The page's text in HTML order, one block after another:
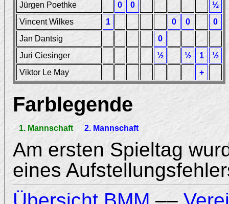
Jürgen Poethke
0 0
½
Vincent Wilkes
1 0 0
0
Jan Dantsig
0
Juri Ciesinger
½ ½ 1
½
Viktor Le May
+
Farblegende
1. Mannschaft 2. Mannschaft
Am ersten Spieltag
eines